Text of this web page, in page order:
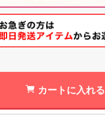
カートに入れる